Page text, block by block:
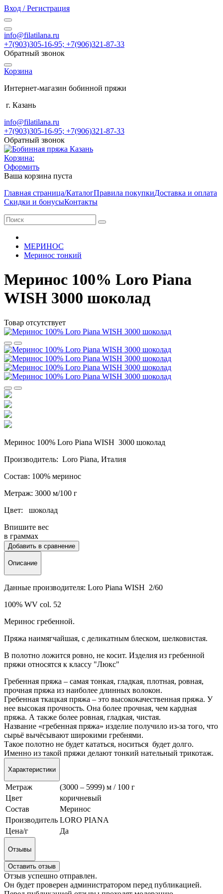
Вход / Регистрация
info@filatilana.ru
+7(903)305-16-95; +7(906)321-87-33
Обратный звонок
Корзина
Интернет-магазин бобинной пряжи
г. Казань
info@filatilana.ru
+7(903)305-16-95; +7(906)321-87-33
Обратный звонок
Корзина:
Оформить
Ваша корзина пуста
Главная страница/КаталогПравила покупкиДоставка и оплата
Скидки и бонусыКонтакты
МЕРИНОС
Меринос тонкий
Меринос 100% Loro Piana
WISH 3000 шоколад
Товар отсутствует
Меринос 100% Loro Piana WISH 3000 шоколад
Производитель: Loro Piana, Италия
Состав: 100% меринос
Метраж: 3000 м/100 г
Цвет: шоколад
Впишите вес
в граммах
Добавить в сравнение
Описание
Данные производителя: Loro Piana WISH 2/60
100% WV col. 52
Меринос гребенной.
Пряжа наимягчайшая, с деликатным блеском, шелковистая.
В полотно ложится ровно, не косит. Изделия из гребенной
пряжи относятся к классу "Люкс"
Гребенная пряжа – самая тонкая, гладкая, плотная, ровная,
прочная пряжа из наиболее длинных волокон.
Гребенная ткацкая пряжа – это высококачественная пряжа. У
нее высокая прочность. Она более прочная, чем кардная
пряжа. А также более ровная, гладкая, чистая.
Название «гребенная пряжа» изделие получило из-за того, что
сырьё вычёсывают широкими гребнями.
Такое полотно не будет кататься, носиться будет долго.
Именно из такой пряжи делают тонкий нательный трикотаж.
Характеристики
Метраж
(3000 – 5999) м / 100 г
Цвет
коричневый
Состав
Меринос
Производитель LORO PIANA
Цена/г
Да
Отзывы
Оставить отзыв
Отзыв успешно отправлен.
Он будет проверен администратором перед публикацией.